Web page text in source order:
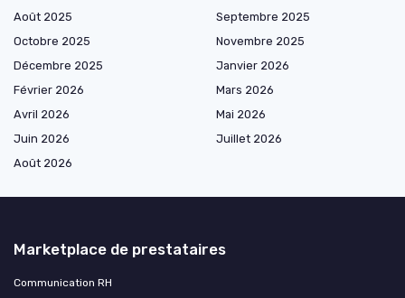
Août 2025
Septembre 2025
Octobre 2025
Novembre 2025
Décembre 2025
Janvier 2026
Février 2026
Mars 2026
Avril 2026
Mai 2026
Juin 2026
Juillet 2026
Août 2026
Marketplace de prestataires
Communication RH